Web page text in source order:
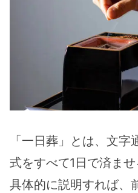
「一日葬」とは、文
式をすべて1日で済ませ
具体的に説明すれば、